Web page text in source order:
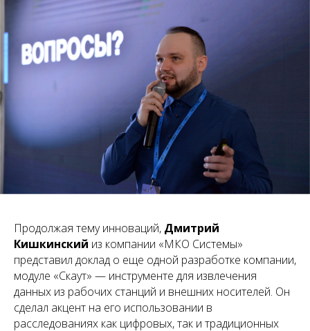
Продолжая тему инноваций, Дмитрий
Кишкинский из компании «МКО Системы»
представил доклад о еще одной разработке компании,
модуле «Скаут» — инструменте для извлечения
данных из рабочих станций и внешних носителей. Он
сделал акцент на его использовании в
расследованиях как цифровых, так и традиционных